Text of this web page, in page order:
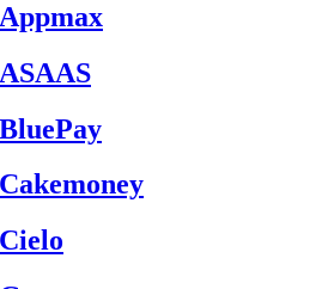
Appmax
ASAAS
BluePay
Cakemoney
Cielo